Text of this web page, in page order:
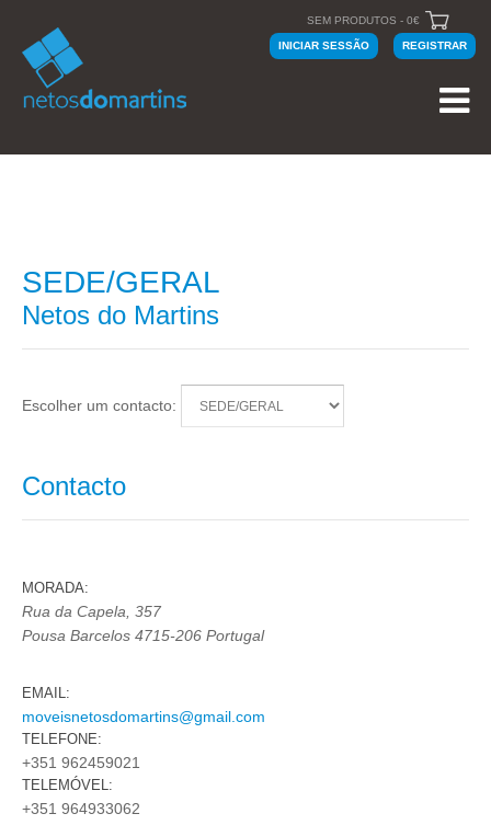
SEM PRODUTOS - 0€
INICIAR SESSÃO REGISTRAR
SEDE/GERAL
Netos do Martins
Escolher um contacto:
Contacto
MORADA:
Rua da Capela, 357
Pousa Barcelos 4715-206 Portugal
EMAIL:
moveisnetosdomartins@gmail.com
TELEFONE:
+351 962459021
TELEMÓVEL:
+351 964933062